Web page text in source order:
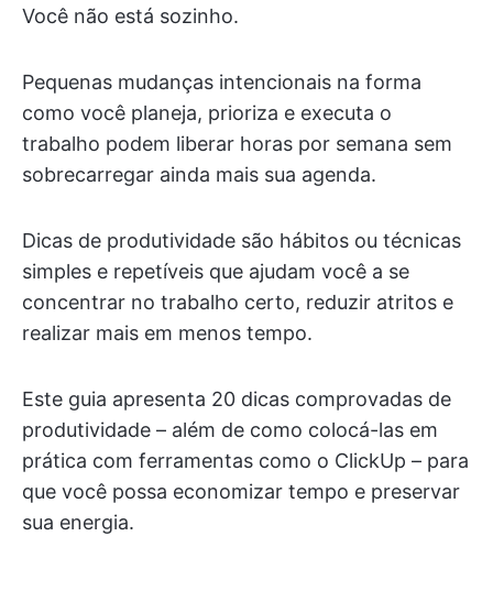
Você não está sozinho.
Pequenas mudanças intencionais na forma
como você planeja, prioriza e executa o
trabalho podem liberar horas por semana sem
sobrecarregar ainda mais sua agenda.
Dicas de produtividade são hábitos ou técnicas
simples e repetíveis que ajudam você a se
concentrar no trabalho certo, reduzir atritos e
realizar mais em menos tempo.
Este guia apresenta 20 dicas comprovadas de
produtividade – além de como colocá-las em
prática com ferramentas como o ClickUp – para
que você possa economizar tempo e preservar
sua energia.